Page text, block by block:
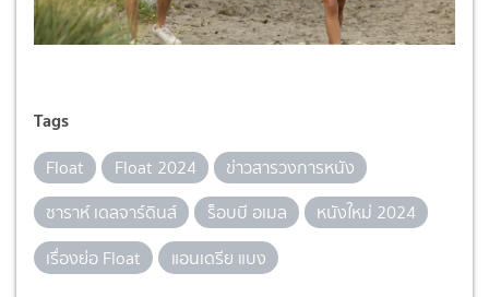
Tags
Float Float 2024
ข่าวสารวงการหนัง
ซาราห์ เดลจาร์ดินส์
ร็อบบี อเมล
หนังใหม่ 2024
เรื่องย่อ Float
แอนเดรีย แบง